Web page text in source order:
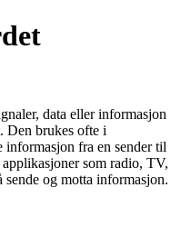
data eller informasjon
Den brukes ofte i
fra en sender til
som radio, TV,
og motta informasjon.